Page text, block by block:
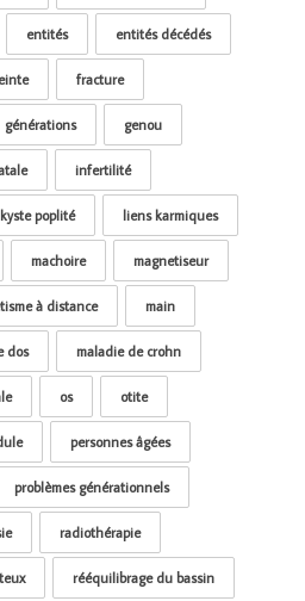
entités entités décédés
fracture
générations genou
infertilité
kyste poplité liens karmiques
machoire magnetiseur
à distance main
dos maladie de crohn
os otite
personnes âgées
problèmes générationnels
radiothérapie
rééquilibrage du bassin